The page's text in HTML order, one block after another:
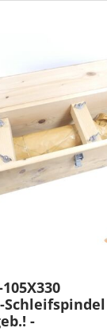
100%
Eukzjyef
105X330
-